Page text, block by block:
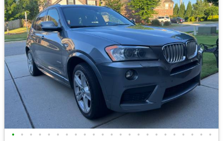
• • • • • • • • • • • • • • • • • • • • • • •